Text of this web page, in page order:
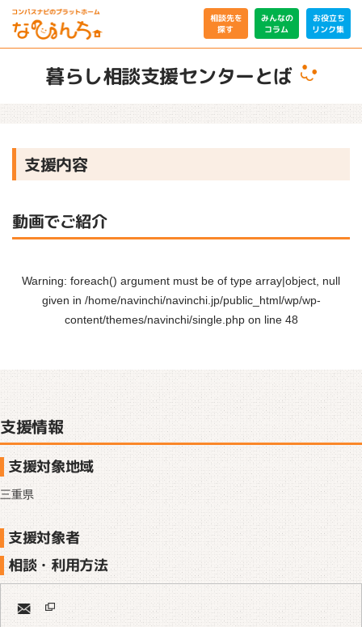
相談先を
探す
みんなの
コラム
お役立ち
リンク集
暮らし相談支援センターとば
支援内容
動画でご紹介
Warning: foreach() argument must be of type array|object, null
given in /home/navinchi/navinchi.jp/public_html/wp/wp-
content/themes/navinchi/single.phpon line 48
支援情報
支援対象地域
三重県
支援対象者
相談・利用方法